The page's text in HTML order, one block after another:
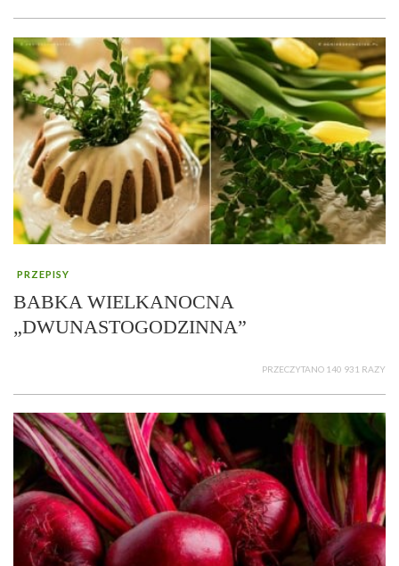
PRZEPISY
BABKA WIELKANOCNA
„DWUNASTOGODZINNA”
PRZECZYTANO 140 931 RAZY